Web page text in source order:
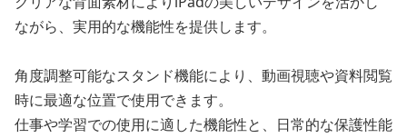
ながら、実用的な機能性を提供します。
角度調整可能なスタンド機能により、動画視聴や資料閲覧
時に最適な位置で使用できます。
仕事や学習での使用に適した機能性と、日常的な保護性能